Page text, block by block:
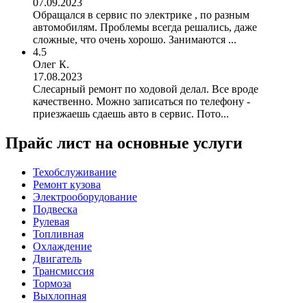
07.09.2023
Обращался в сервис по электрике , по разным
автомобилям. Проблемы всегда решались, даже
сложные, что очень хорошо. Занимаются ...
4.5
Олег К.
17.08.2023
Слесарный ремонт по ходовой делал. Все вроде
качественно. Можно записаться по телефону -
приезжаешь сдаешь авто в сервис. Пото...
Прайс лист на основные услуги
Техобслуживание
Ремонт кузова
Электрооборудование
Подвеска
Рулевая
Топливная
Охлаждение
Двигатель
Трансмиссия
Тормоза
Выхлопная